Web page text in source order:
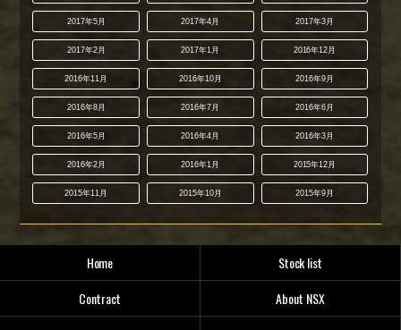
2017年5月 2017年4月 2017年3月
2017年2月 2017年1月 2016年12月
2016年11月 2016年10月 2016年9月
2016年8月 2016年7月 2016年6月
2016年5月 2016年4月 2016年3月
2016年2月 2016年1月 2015年12月
2015年11月 2015年10月 2015年9月
Home
Stock list
Contract
About NSX